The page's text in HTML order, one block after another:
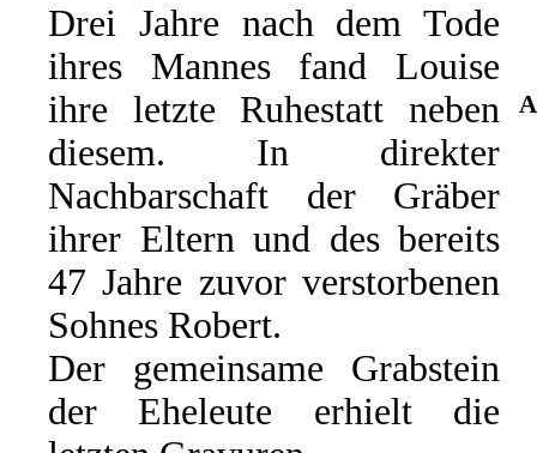
Drei Jahre nach dem Tode
ihres Mannes fand Louise
ihre letzte Ruhestatt neben
diesem. In direkter
Nachbarschaft der Gräber
ihrer Eltern und des bereits
47 Jahre zuvor verstorbenen
Sohnes Robert.
Der gemeinsame Grabstein
der Eheleute erhielt die